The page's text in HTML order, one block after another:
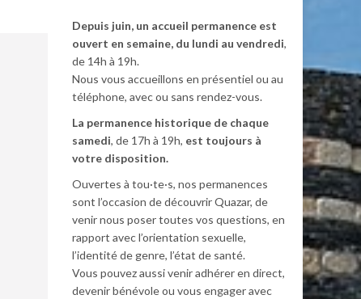
Depuis juin, un accueil permanence est
ouvert en semaine, du lundi au vendredi,
de 14h à 19h.
Nous vous accueillons en présentiel ou au
téléphone, avec ou sans rendez-vous.
La permanence historique de chaque
samedi, de 17h à 19h, est toujours à
votre disposition.
Ouvertes à tou·te·s, nos permanences
sont l’occasion de découvrir Quazar, de
venir nous poser toutes vos questions, en
rapport avec l’orientation sexuelle,
l’identité de genre, l’état de santé.
Vous pouvez aussi venir adhérer en direct,
devenir bénévole ou vous engager avec